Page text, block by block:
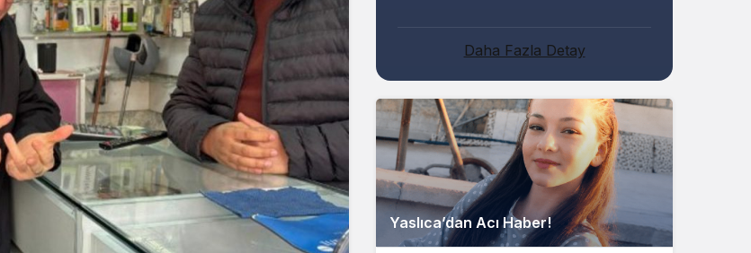
Daha Fazla Detay
Yaslıca’dan Acı Haber!